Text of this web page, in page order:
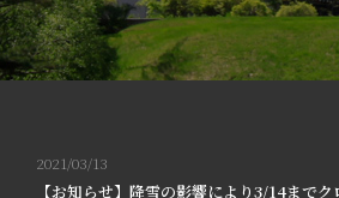
2021/03/13
【お知らせ】降雪の影響により3/14まで